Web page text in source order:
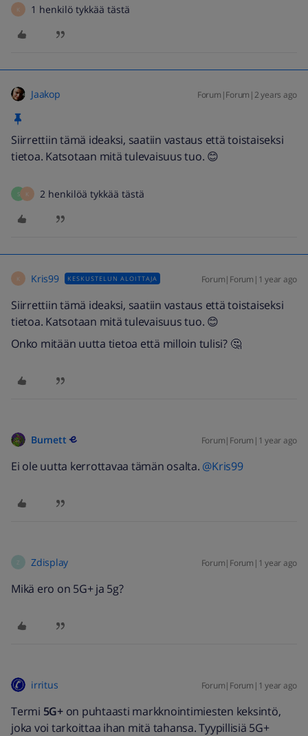
K 1 henkilö tykkää tästä
Jaakop Forum|Forum|2 years ago
Siirrettiin tämä ideaksi, saatiin vastaus että toistaiseksi
tietoa. Katsotaan mitä tulevaisuus tuo. 😊
S K 2 henkilöä tykkää tästä
K Kris99 KESKUSTELUN ALOITTAJA Forum|Forum|1 year ago
Siirrettiin tämä ideaksi, saatiin vastaus että toistaiseksi
tietoa. Katsotaan mitä tulevaisuus tuo. 😊
Onko mitään uutta tietoa että milloin tulisi? 🤔
Burnett Forum|Forum|1 year ago
Ei ole uutta kerrottavaa tämän osalta. @Kris99
Zdisplay Forum|Forum|1 year ago
Mikä ero on 5G+ ja 5g?
irritus Forum|Forum|1 year ago
Termi 5G+on puhtaasti markknointimiesten keksintö,
joka voi tarkoittaa ihan mitä tahansa. Tyypillisiä 5G+